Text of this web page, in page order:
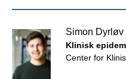
Simon Dyrløv
Klinisk
Center for